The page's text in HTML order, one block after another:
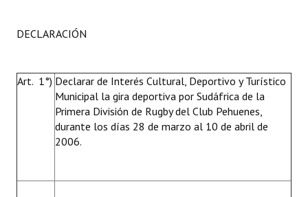
Banca del Vecino - Registro
Antiguos Pobladores - Registro
Reconocimientos - Registro
Bariloche, Municipio intercultural
DECLARACIÓN
Art. 1°) Declarar de Interés Cultural, Deportivo y Turístico
Municipal la gira deportiva por Sudáfrica de la
Primera División de Rugby del Club Pehuenes,
durante los días 28 de marzo al 10 de abril de
2006.